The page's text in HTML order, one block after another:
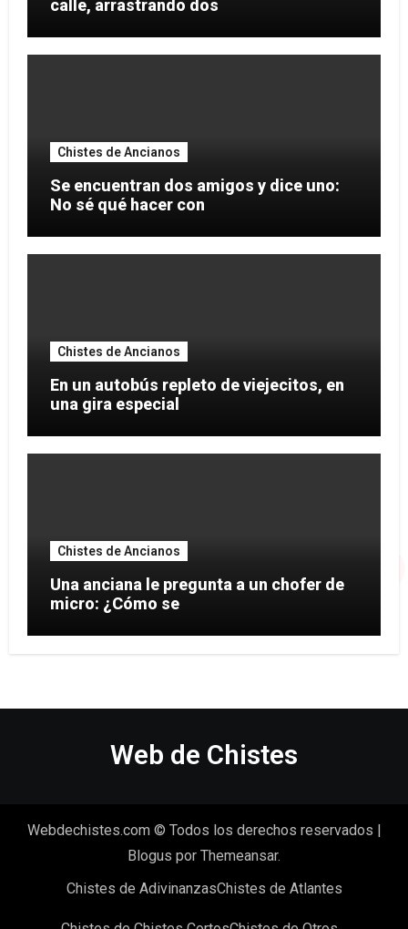
calle, arrastrando dos
Chistes de Ancianos
Se encuentran dos amigos y dice uno:
No sé qué hacer con
Chistes de Ancianos
En un autobús repleto de viejecitos, en
una gira especial
Chistes de Ancianos
Una anciana le pregunta a un chofer de
micro: ¿Cómo se
Web de Chistes
Webdechistes.com © Todos los derechos reservados
Blogus por Themeansar.
Chistes de AdivinanzasChistes de Atlantes